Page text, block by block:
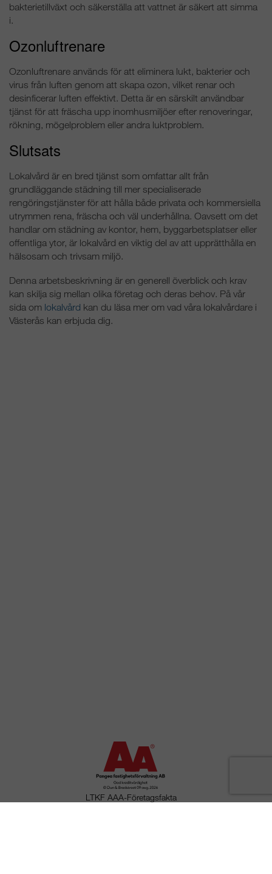
bakterietillväxt och säkerställa att vattnet är säkert att simma
i.
Ozonluftrenare
Ozonluftrenare används för att eliminera lukt, bakterier och
virus från luften genom att skapa ozon, vilket renar och
desinficerar luften effektivt. Detta är en särskilt användbar
tjänst för att fräscha upp inomhusmiljöer efter renoveringar,
rökning, mögelproblem eller andra luktproblem.
Slutsats
Lokalvård är en bred tjänst som omfattar allt från
grundläggande städning till mer specialiserade
rengöringstjänster för att hålla både privata och kommersiella
utrymmen rena, fräscha och väl underhållna. Oavsett om det
handlar om städning av kontor, hem, byggarbetsplatser eller
offentliga ytor, är lokalvård en viktig del av att upprätthålla en
hälsosam och trivsam miljö.
Denna arbetsbeskrivning är en generell överblick och krav
kan skilja sig mellan olika företag och deras behov. På vår
sida om lokalvård kan du läsa mer om vad våra lokalvårdare i
Västerås kan erbjuda dig.
LTKF AAA-Företagsfakta